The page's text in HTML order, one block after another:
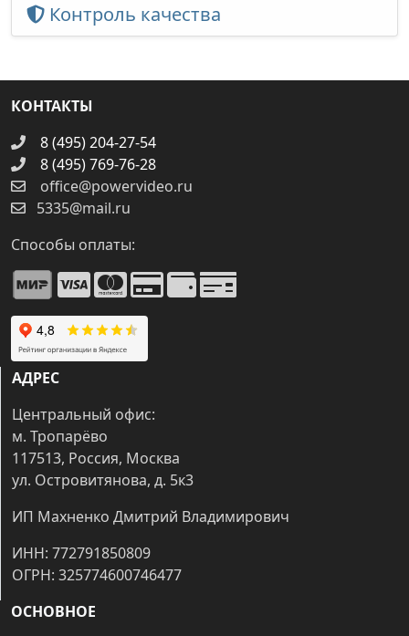
Контроль качества
КОНТАКТЫ
8 (495) 204-27-54
8 (495) 769-76-28
office@powervideo.ru
5335@mail.ru
Способы оплаты:
АДРЕС
Центральный офис:
м. Тропарёво
117513, Россия, Москва
ул. Островитянова, д. 5к3
ИП Махненко Дмитрий Владимирович
ИНН: 772791850809
ОГРН: 325774600746477
ОСНОВНОЕ